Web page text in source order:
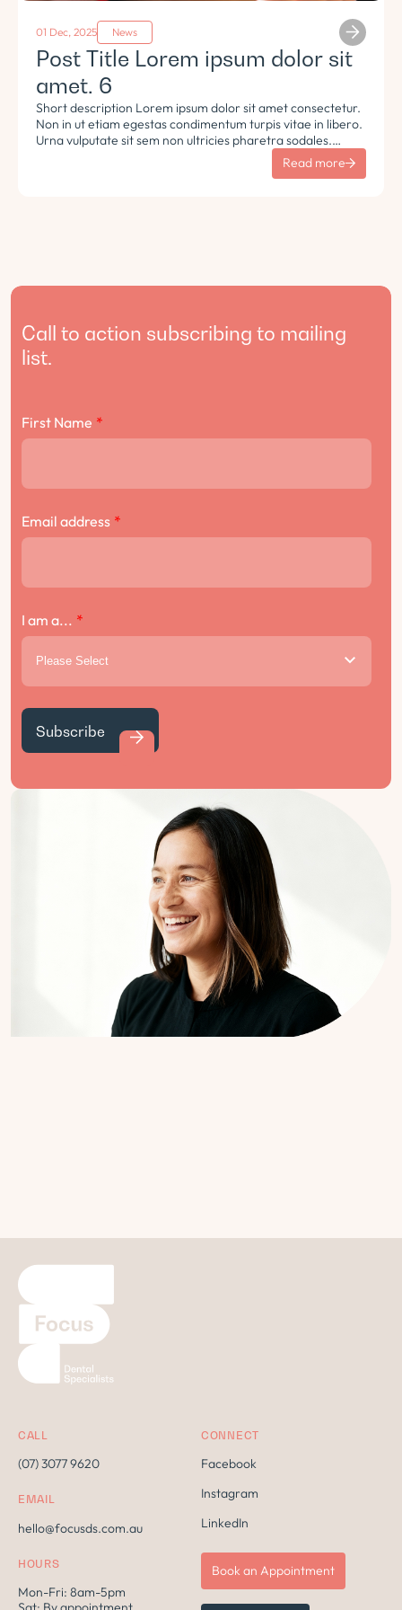
01 Dec, 2025 News
Post Title Lorem ipsum dolor sit
amet. 6
Short description Lorem ipsum dolor sit amet consectetur.
Non in ut etiam egestas condimentum turpis vitae in libero.
Urna vulputate sit sem non ultricies pharetra sodales.
Tempus lorem euismod morbi ac tincidunt pellentesque.
Read more
Call to action subscribing to mailing
list.
First Name *
Email address *
I am a... *
CALL
(07) 3077 9620
EMAIL
hello@focusds.com.au
HOURS
Mon-Fri: 8am-5pm
CONNECT
Facebook
Instagram
LinkedIn
Book an Appointment